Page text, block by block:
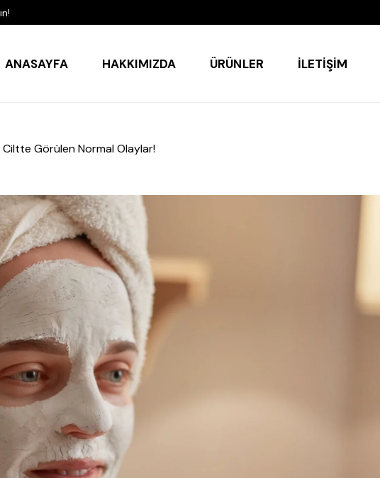
ANASAYFA HAKKIMIZDA ÜRÜNLER İLETIŞIM
Ciltte Görülen Normal Olaylar!